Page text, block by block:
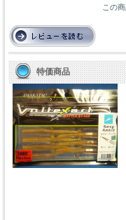
この
特価商品